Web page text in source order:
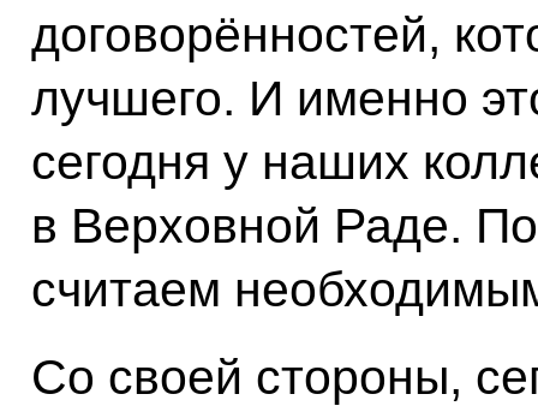
договорённостей,
лучшего. И именно
сегодня у наших
в Верховной Раде.
считаем
Со своей стороны,